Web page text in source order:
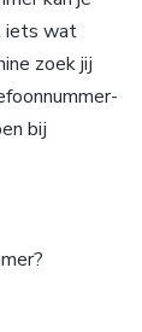
iets wat
zoek jij
bij